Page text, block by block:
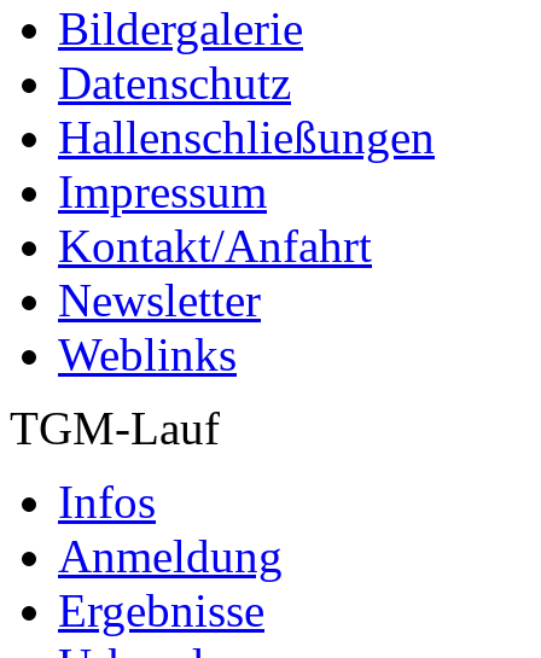
Bildergalerie
Datenschutz
Hallenschließungen
Impressum
Kontakt/Anfahrt
Newsletter
Weblinks
TGM-Lauf
Infos
Anmeldung
Ergebnisse